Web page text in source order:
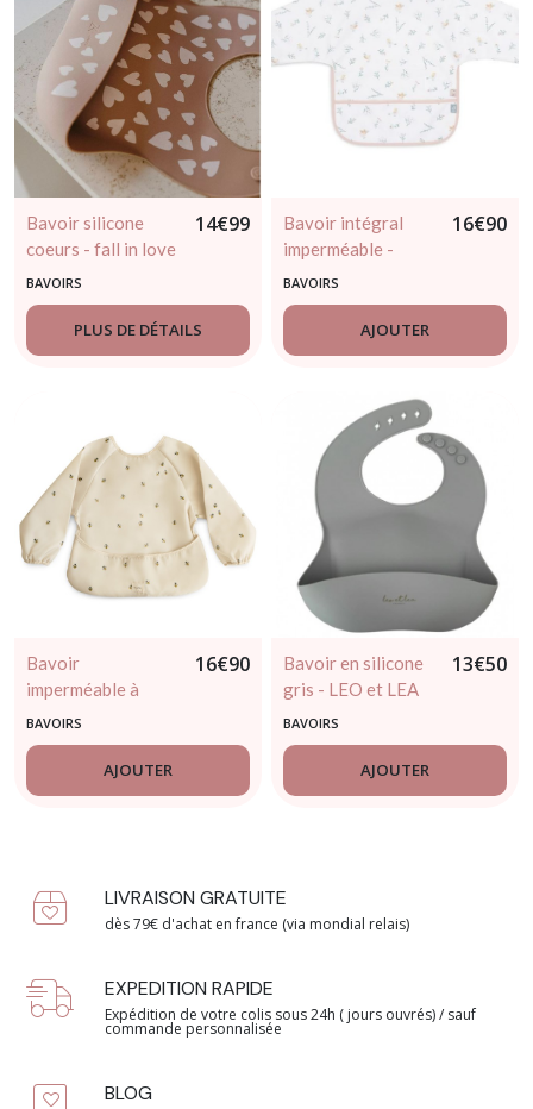
Bavoir silicone
coeurs - fall in love
- Zakuw
14€99
BAVOIRS
PLUS DE DÉTAILS
Bavoir intégral
imperméable -
Lovely birds - 6 /
24mois
16€90
BAVOIRS
AJOUTER
Bavoir
imperméable à
manches longues
Abeilles – Mushie
16€90
BAVOIRS
AJOUTER
Bavoir en silicone
gris - LEO et LEA
13€50
BAVOIRS
AJOUTER
LIVRAISON GRATUITE
dès 79€ d'achat en france (via mondial relais)
EXPEDITION RAPIDE
Expédition de votre colis sous 24h ( jours ouvrés) / sauf
commande personnalisée
BLOG